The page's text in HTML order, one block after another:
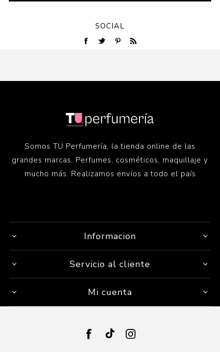
SOCIAL
Somos TU Perfumería, la tienda online de las
grandes marcas. Perfumes, cosméticos, maquillaje y
mucho más. Realizamos envíos a todo el país
Informacion
Servicio al cliente
Mi cuenta